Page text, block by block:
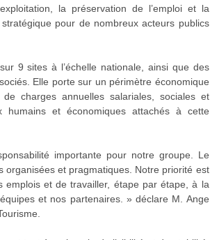
la préservation de l’emploi et la
pour de nombreux acteurs publics
9 sites à l’échelle nationale, ainsi que des
Elle porte sur un périmètre économique
charges annuelles salariales, sociales et
humains et économiques attachés à cette
importante pour notre groupe. Le
et pragmatiques. Notre priorité est
emplois et de travailler, étape par étape, à la
et nos partenaires. » déclare M. Ange